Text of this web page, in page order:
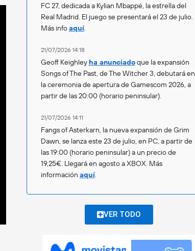
FC 27, dedicada a Kylian Mbappé, la estrella del
Real Madrid. El juego se presentará el 23 de julio.
Más infoaquí.
21/07/2026 14:18
Geoff Keighley ha anunciadoque la expansión
Songs of The Past, de The Witcher 3, debutará en
la ceremonia de apertura de Gamescom 2026, a
partir de las 20:00 (horario peninsular).
21/07/2026 14:11
Fangs of Asterkarn, la nueva expansión de Grim
Dawn, se lanza este 23 de julio, en PC, a partir de
las 19:00 (horario peninsular) a un precio de
19,25€. Llegará en agosto a XBOX. Más
información aquí.
VER TODO